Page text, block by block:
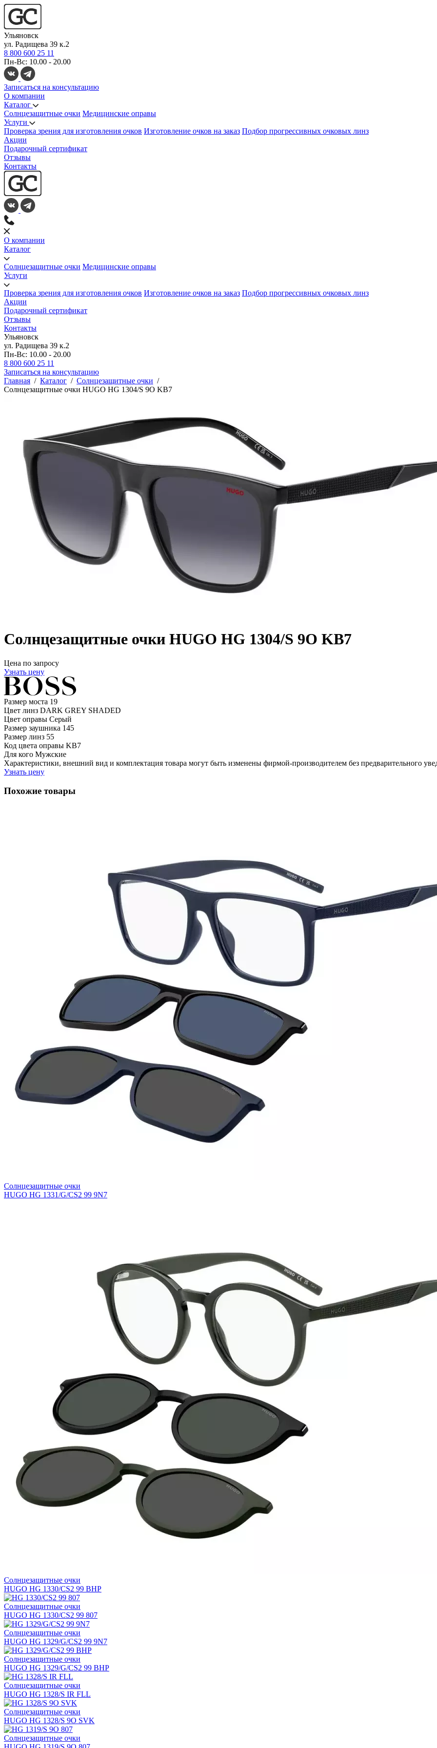
Ульяновск
ул. Радищева 39 к.2
8 800 600 25 11
Пн-Вс: 10.00 - 20.00
Записаться на консультацию
О компании
Каталог
Солнцезащитные очки Медицинские оправы
Услуги
Проверка зрения для изготовления очков Изготовление очков на заказ Подбор прогрессивных очковых линз
Акции
Подарочный сертификат
Отзывы
Контакты
О компании
Каталог
Солнцезащитные очки Медицинские оправы
Услуги
Проверка зрения для изготовления очков Изготовление очков на заказ Подбор прогрессивных очковых линз
Акции
Подарочный сертификат
Отзывы
Контакты
Ульяновск
ул. Радищева 39 к.2
Пн-Вс: 10.00 - 20.00
8 800 600 25 11
Записаться на консультацию
Главная / Каталог / Солнцезащитные очки /
Солнцезащитные очки HUGO HG 1304/S 9O KB7
Солнцезащитные очки HUGO HG 1304/S 9O KB7
Цена по запросу
Узнать цену
Размер моста 19
Цвет линз DARK GREY SHADED
Цвет оправы Серый
Размер заушника 145
Размер линз 55
Код цвета оправы KB7
Для кого Мужские
Характеристики, внешний вид и комплектация товара могут быть изменены фирмой-производителем без предварительного
Узнать цену
Похожие товары
Солнцезащитные очки
HUGO HG 1331/G/CS2 99 9N7
Солнцезащитные очки
HUGO HG 1330/CS2 99 BHP
Солнцезащитные очки
HUGO HG 1330/CS2 99 807
Солнцезащитные очки
HUGO HG 1329/G/CS2 99 9N7
Солнцезащитные очки
HUGO HG 1329/G/CS2 99 BHP
Солнцезащитные очки
HUGO HG 1328/S IR FLL
Солнцезащитные очки
HUGO HG 1328/S 9O SVK
Солнцезащитные очки